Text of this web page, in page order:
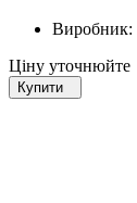
Виробник:
Ціну уточнюйте
Купити